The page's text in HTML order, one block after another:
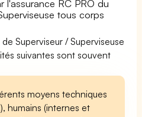
l'assurance RC PRO du
tous corps
Superviseur / Superviseuse
suivantes sont souvent
moyens techniques
humains (internes et